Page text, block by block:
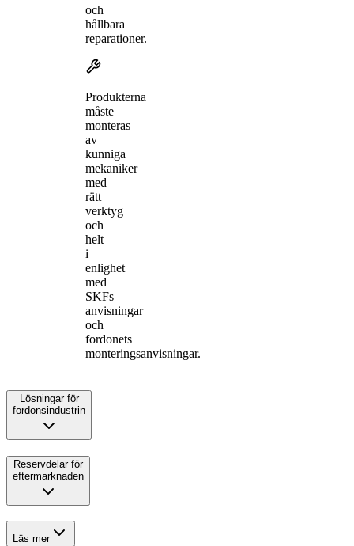
och
hållbara
reparationer.
Produkterna
måste
monteras
av
kunniga
mekaniker
med
rätt
verktyg
och
helt
i
enlighet
med
SKFs
anvisningar
och
fordonets
monteringsanvisningar.
Lösningar för
fordonsindustrin
Reservdelar för
eftermarknaden
Läs mer